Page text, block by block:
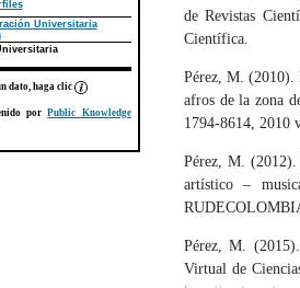
Universitaria
dato, haga clic
porPublic Knowledge
de Revistas
Científica.
Pérez, M. (2010).
afros de la zona
1794-8614, 2010
Pérez, M. (2012).
artístico –
Pérez, M.
Virtual de